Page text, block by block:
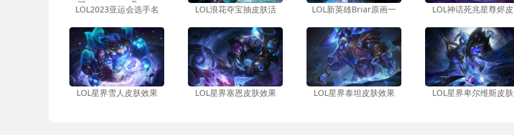
LOL2023亚运会选手名 LOL浪花夺宝抽皮肤活 LOL新英雄Briar原画一 LOL神话死兆星尊烬皮
LOL星界雪人皮肤效果 LOL星界塞恩皮肤效果 LOL星界泰坦皮肤效果 LOL星界卑尔维斯皮肤